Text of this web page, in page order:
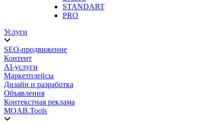
STANDART
PRO
Услуги
SEO-продвижение
Контент
AI-услуги
Маркетплейсы
Дизайн и разработка
Объявления
Контекстная реклама
MOAB.Tools